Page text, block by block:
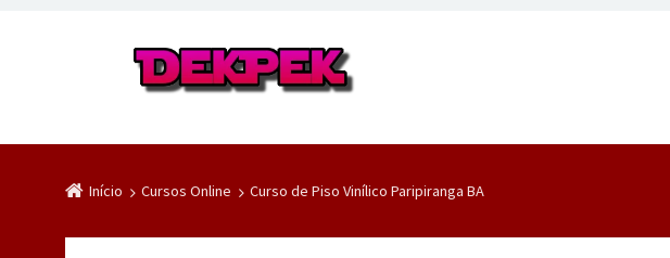
Início Cursos Online Curso de Piso Vinílico Paripiranga BA